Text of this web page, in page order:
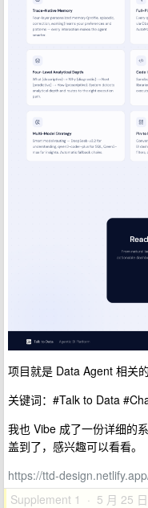
项目就是 Data Agent 相关
关键词：#Talk to Data
我也 Vibe 成了一份详细的
盖到了，感兴趣可以看看。
https://ttd-
Supplement 1 · 5 月 25 日